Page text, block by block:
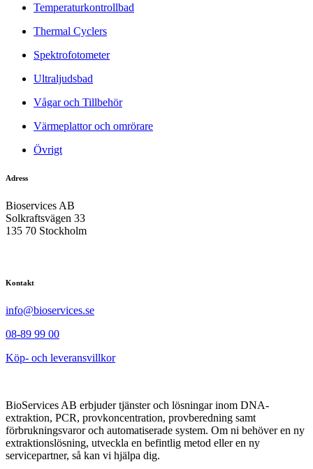
Temperaturkontrollbad
Thermal Cyclers
Spektrofotometer
Ultraljudsbad
Vågar och Tillbehör
Värmeplattor och omrörare
Övrigt
Adress
Bioservices AB
Solkraftsvägen 33
135 70 Stockholm
Kontakt
info@bioservices.se
08-89 99 00
Köp- och leveransvillkor
BioServices AB erbjuder tjänster och lösningar inom DNA-
extraktion, PCR, provkoncentration, provberedning samt
förbrukningsvaror och automatiserade system. Om ni behöver en ny
extraktionslösning, utveckla en befintlig metod eller en ny
servicepartner, så kan vi hjälpa dig.